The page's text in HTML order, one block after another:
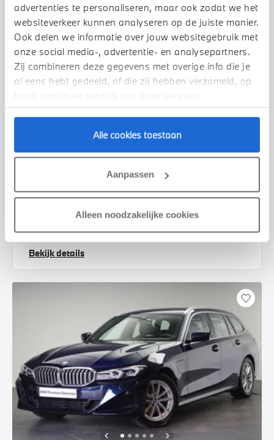
advertenties te personaliseren, maar ook zodat we het
websiteverkeer kunnen analyseren op de juiste manier.
Ook delen we informatie over jouw websitegebruik met
onze social media-, advertentie- en analysepartners.
Zij combineren deze gegevens met overige info die je
al eens hebt gedeeld, of die zij hebben verzameld, op
basis van jouw gebruik van deze services.
Alle cookies toestaan
Aanpassen
Alleen noodzakelijke cookies
's-Hertogenbosch
€ 51.950of€ 983p/m
Bekijk details